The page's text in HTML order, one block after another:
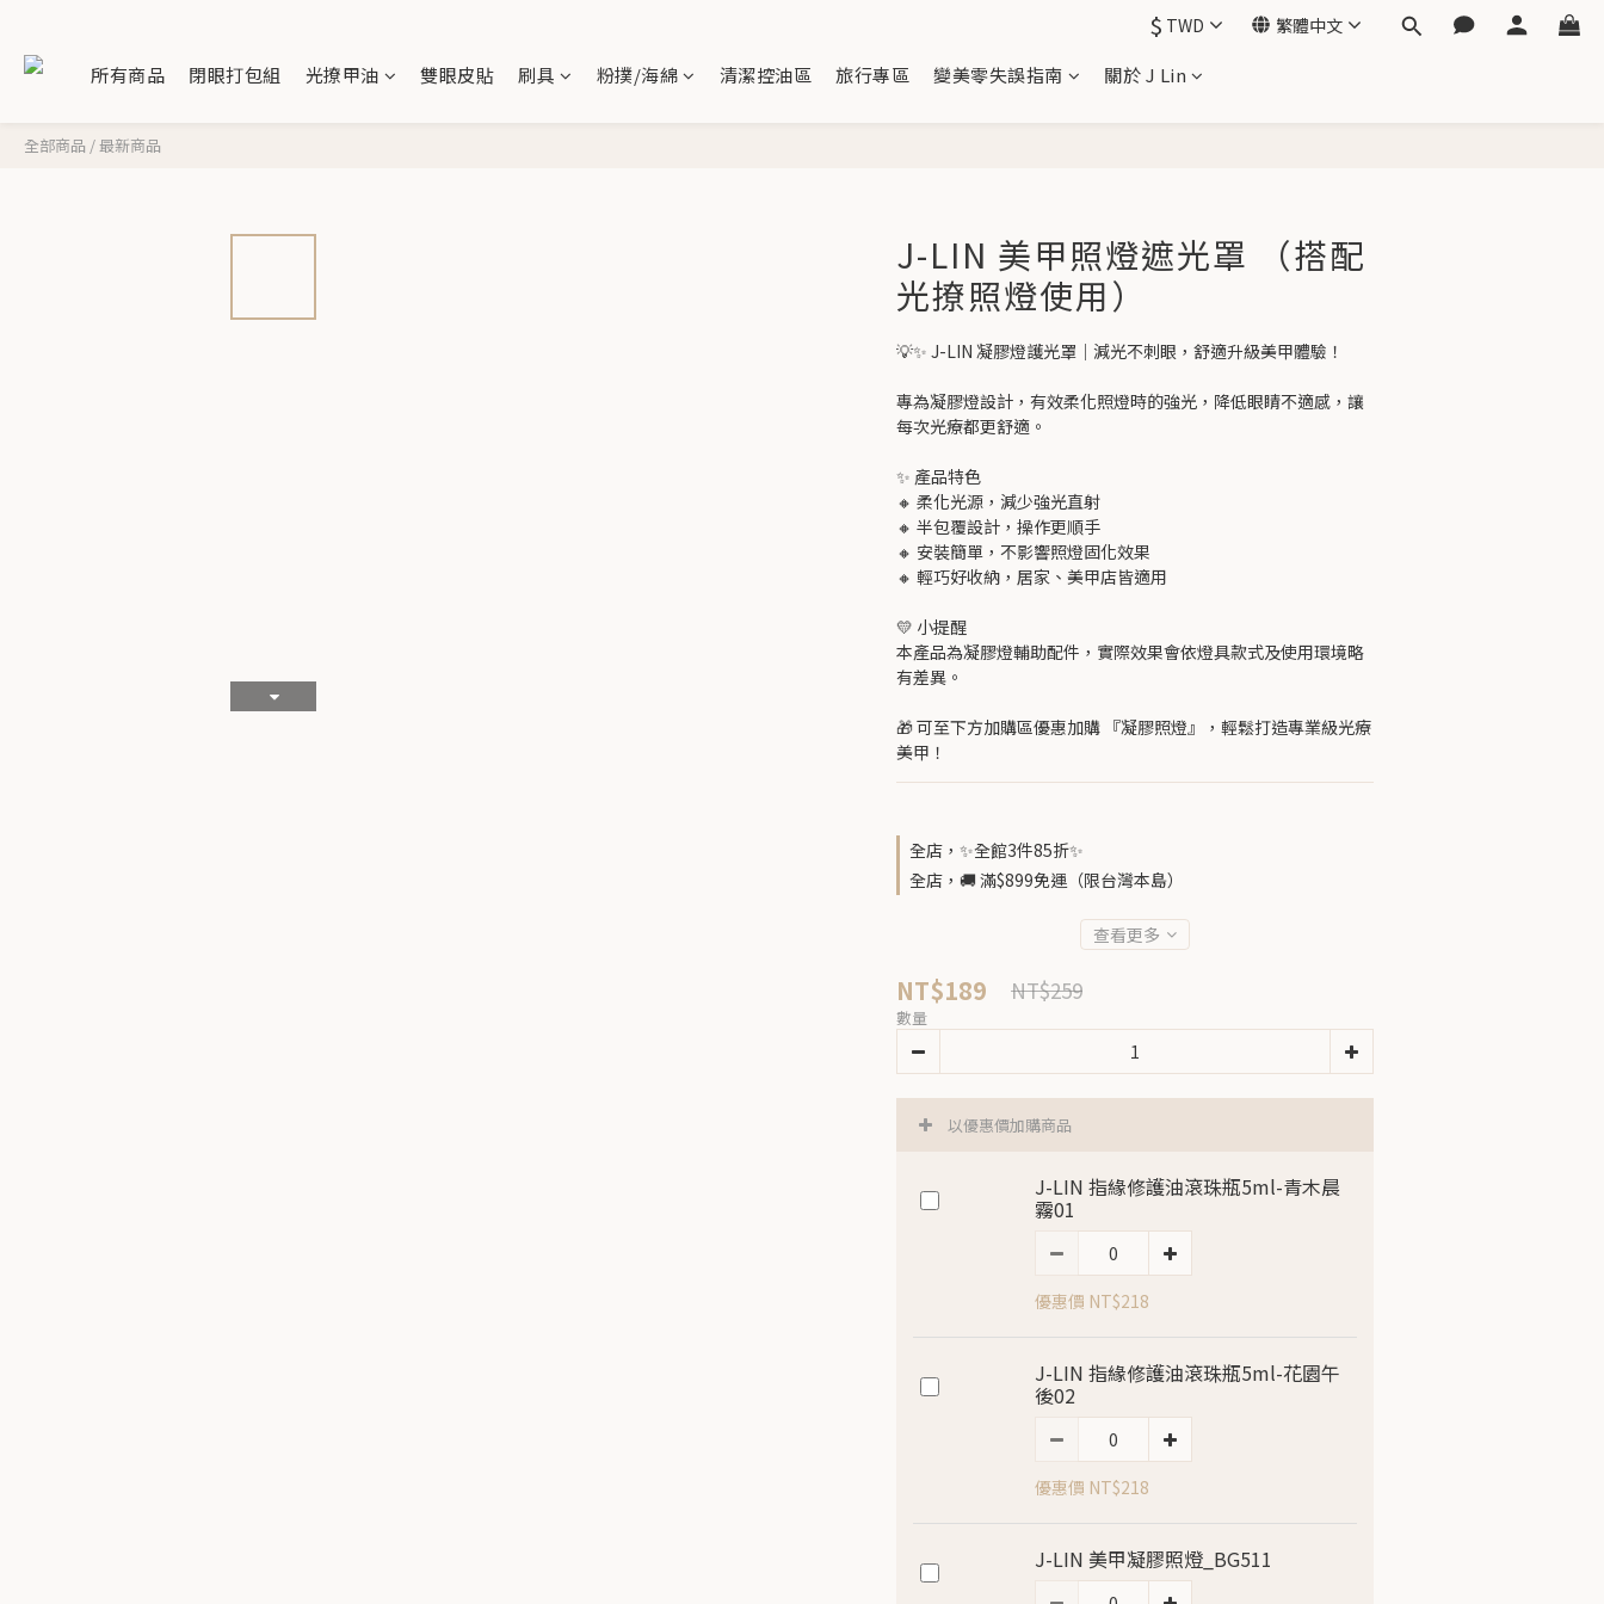
$ TWD 繁體中文
所有商品 閉眼打包組 光撩甲油 雙眼皮貼 刷具 粉撲/海綿 清潔控油區 旅行專區 變美零失誤指南 關於 J Lin
全部商品 /最新商品
J-LIN 美甲照燈遮光罩 （搭配
光撩照燈使用）
💡✨ J-LIN 凝膠燈護光罩｜減光不刺眼，舒適升級美甲體驗！
專為凝膠燈設計，有效柔化照燈時的強光，降低眼睛不適感，讓
每次光療都更舒適。
✨ 產品特色
🔸 柔化光源，減少強光直射
🔸 半包覆設計，操作更順手
🔸 安裝簡單，不影響照燈固化效果
🔸 輕巧好收納，居家、美甲店皆適用
💛 小提醒
本產品為凝膠燈輔助配件，實際效果會依燈具款式及使用環境略
有差異。
🎁 可至下方加購區優惠加購 『凝膠照燈』，輕鬆打造專業級光療
美甲！
全店，✨全館3件85折✨
全店，🚚 滿$899免運（限台灣本島）
查看更多
NT$189 NT$259
數量
以優惠價加購商品
J-LIN 指緣修護油滾珠瓶5ml-青木晨
霧01
優惠價 NT$218
J-LIN 指緣修護油滾珠瓶5ml-花園午
後02
優惠價 NT$218
J-LIN 美甲凝膠照燈_BG511